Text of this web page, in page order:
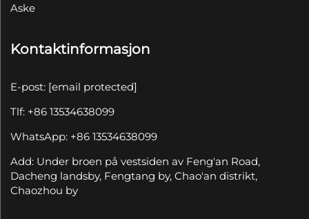
Aske
Kontaktinformasjon
E-post: [email protected]
Tlf: +86 13534638099
WhatsApp: +86 13534638099
Add: Under broen på vestsiden av Feng'an Road,
Dacheng landsby, Fengtang by, Chao'an distrikt,
Chaozhou by